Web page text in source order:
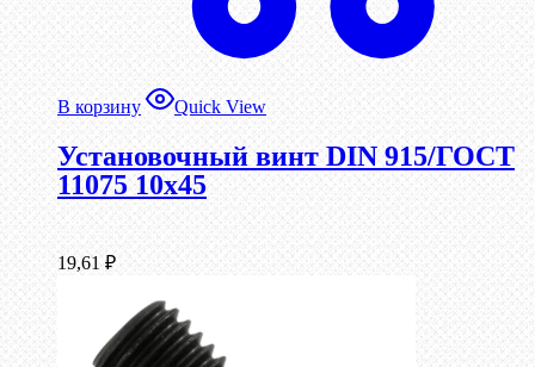
В корзину Quick View
Установочный винт DIN 915/ГОСТ
11075 10х45
19,61 ₽